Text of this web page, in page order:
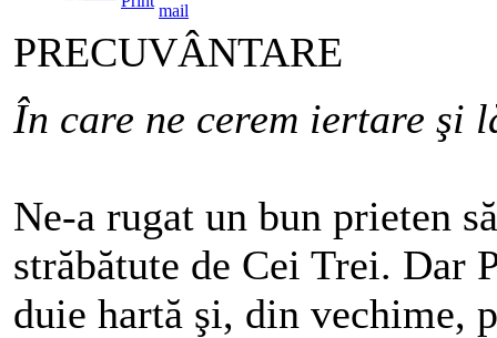
PRECUVÂNTARE
În care ne cerem iertare şi
Ne‑a rugat un bun prieten
străbătute de Cei Trei. Dar
duie hartă şi, din vechime,